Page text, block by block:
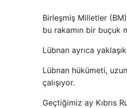
Birleşmiş Milletler
bu rakamın bir buçuk
Lübnan ayrıca
Lübnan hükümeti,
çalışıyor.
Geçtiğimiz ay Kıbrıs